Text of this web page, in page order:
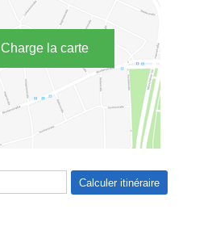
Charge la carte